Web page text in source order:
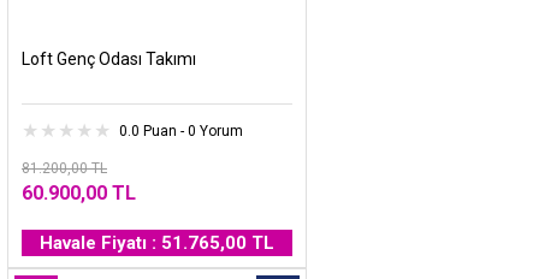
Loft Genç Odası Takımı
0.0 Puan - 0 Yorum
81.200,00 TL
60.900,00 TL
Havale Fiyatı : 51.765,00 TL